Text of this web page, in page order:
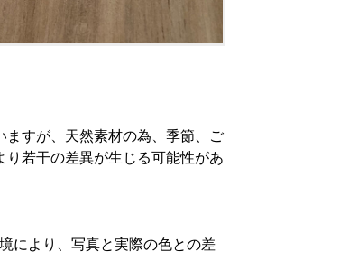
すが、天然素材の為、季節、ご
若干の差異が生じる可能性があ
により、写真と実際の色との差